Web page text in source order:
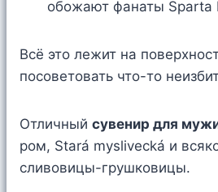
обожают фанаты Sparta
Всё это лежит на
посоветовать что-то
Отличный сувенир для
ром, Stará myslivecká и
сливовицы-грушковицы.